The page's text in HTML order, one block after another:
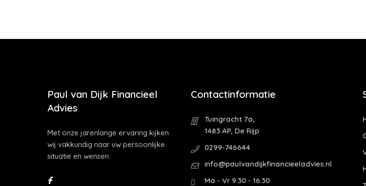
Paul van Dijk Financieel
Advies
Met onze jarenlange ervaring kijken
wij vakkundig naar uw persoonlijke
situatie en wensen.
Contactinformatie
Tuingracht 7a,
1483 AP, De Rijp
0299-746644
info@paulvandijkfinancieeladvies.nl
Ma - Vr 9:30 - 16:30